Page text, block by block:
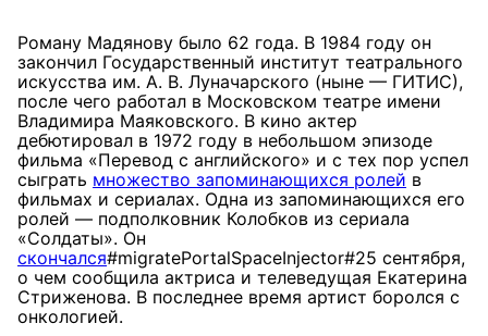
Роману Мадянову было 62 года. В 1984 году он
закончил Государственный институт театрального
искусства им. А. В. Луначарского (ныне — ГИТИС),
после чего работал в Московском театре имени
Владимира Маяковского. В кино актер
дебютировал в 1972 году в небольшом эпизоде
фильма «Перевод с английского» и с тех пор успел
сыграть множество запоминающихся ролей в
фильмах и сериалах. Одна из запоминающихся его
ролей — подполковник Колобков из сериала
«Солдаты». Он
скончался#migratePortalSpaceInjector#25 сентября,
о чем сообщила актриса и телеведущая Екатерина
Стриженова. В последнее время артист боролся с
онкологией.